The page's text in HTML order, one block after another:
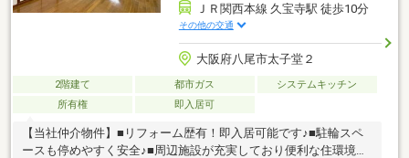
ＪＲ関西本線 久宝寺駅 徒歩10分
その他の交通
大阪府八尾市太子堂２
2階建て 都市ガス
システムキッチン
所有権
即入居可
【当社仲介物件】■リフォーム歴有！即入居可能です♪■駐輪スペ
ースも停めやすく安全♪■周辺施設が充実しており便利な住環境で